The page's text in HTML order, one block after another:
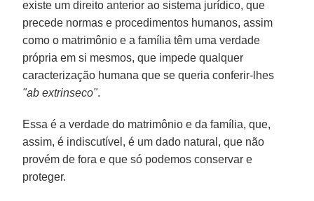
existe um direito anterior ao sistema jurídico, que
precede normas e procedimentos humanos, assim
como o matrimônio e a família têm uma verdade
própria em si mesmos, que impede qualquer
caracterização humana que se queria conferir-lhes
"ab extrinseco".
Essa é a verdade do matrimônio e da família, que,
assim, é indiscutível, é um dado natural, que não
provém de fora e que só podemos conservar e
proteger.